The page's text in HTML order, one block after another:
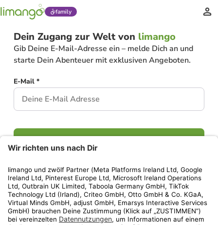
family
Dein Zugang zur Welt von limango
Gib Deine E-Mail-Adresse ein – melde Dich an und
starte Dein Abenteuer mit exklusiven Angeboten.
E-Mail *
Weiter